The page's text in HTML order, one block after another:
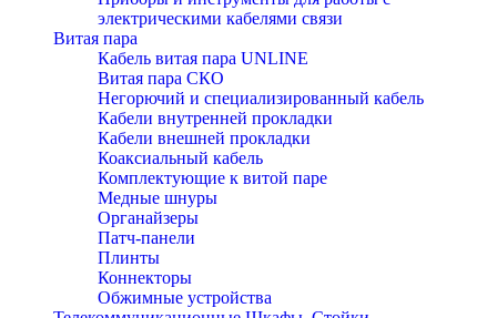
электрическими кабелями связи
Витая пара
Кабель витая пара UNLINE
Витая пара СКО
Негорючий и специализированный кабель
Кабели внутренней прокладки
Кабели внешней прокладки
Коаксиальный кабель
Комплектующие к витой паре
Медные шнуры
Органайзеры
Патч-панели
Плинты
Коннекторы
Обжимные устройства